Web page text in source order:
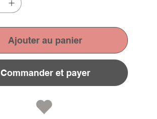
Ajouter au panier
Commander et payer